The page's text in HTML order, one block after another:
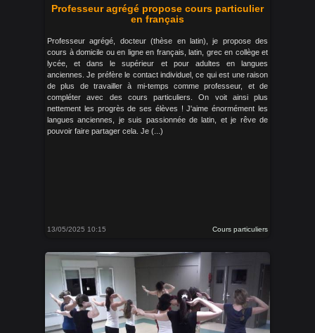
Professeur agrégé propose cours particulier
en français
Professeur agrégé, docteur (thèse en latin), je propose des
cours à domicile ou en ligne en français, latin, grec en collège et
lycée, et dans le supérieur et pour adultes en langues
anciennes. Je préfère le contact individuel, ce qui est une raison
de plus de travailler à mi-temps comme professeur, et de
compléter avec des cours particuliers. On voit ainsi plus
nettement les progrès de ses élèves ! J'aime énormément les
langues anciennes, je suis passionnée de latin, et je rêve de
pouvoir faire partager cela. Je (...)
13/05/2025 10:15 Cours particuliers